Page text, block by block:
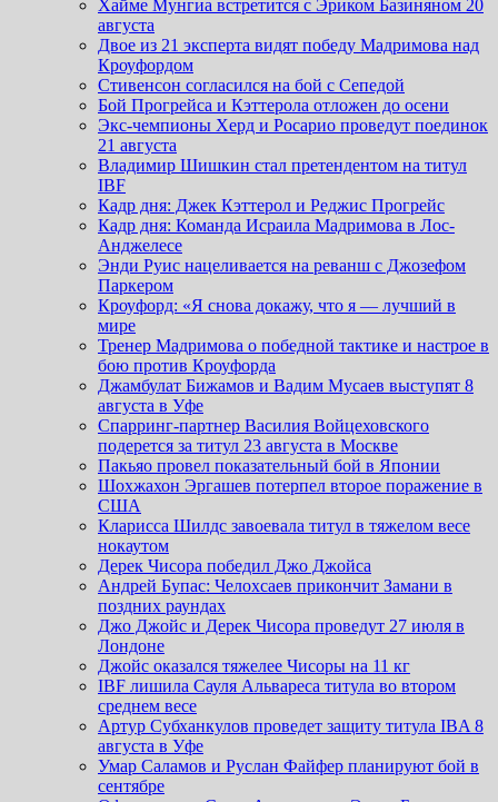
Хайме Мунгиа встретится с Эриком Базиняном 20
августа
Двое из 21 эксперта видят победу Мадримова над
Кроуфордом
Стивенсон согласился на бой с Сепедой
Бой Прогрейса и Кэттерола отложен до осени
Экс-чемпионы Херд и Росарио проведут поединок
21 августа
Владимир Шишкин стал претендентом на титул
IBF
Кадр дня: Джек Кэттерол и Реджис Прогрейс
Кадр дня: Команда Исраила Мадримова в Лос-
Анджелесе
Энди Руис нацеливается на реванш с Джозефом
Паркером
Кроуфорд: «Я снова докажу, что я — лучший в
мире
Тренер Мадримова о победной тактике и настрое в
бою против Кроуфорда
Джамбулат Бижамов и Вадим Мусаев выступят 8
августа в Уфе
Спарринг-партнер Василия Войцеховского
подерется за титул 23 августа в Москве
Пакьяо провел показательный бой в Японии
Шохжахон Эргашев потерпел второе поражение в
США
Кларисса Шилдс завоевала титул в тяжелом весе
нокаутом
Дерек Чисора победил Джо Джойса
Андрей Бупас: Челохсаев прикончит Замани в
поздних раундах
Джо Джойс и Дерек Чисора проведут 27 июля в
Лондоне
Джойс оказался тяжелее Чисоры на 11 кг
IBF лишила Сауля Альвареса титула во втором
среднем весе
Артур Субханкулов проведет защиту титула IBA 8
августа в Уфе
Умар Саламов и Руслан Файфер планируют бой в
сентябре